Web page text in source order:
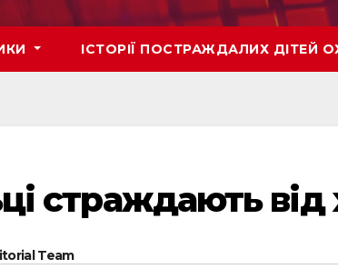
ІСТОРІЇ ПОСТРАЖДАЛИХ ДІТЕЙ
страждають від
Team